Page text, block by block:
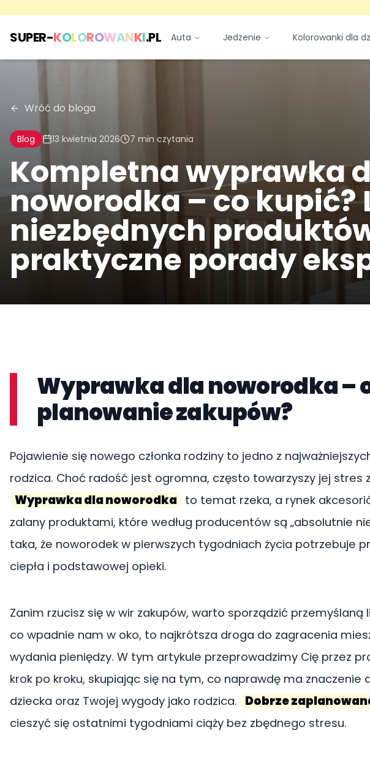
SUPER-KOLOROWANKI.PL Auta Jedzenie Kolorowanki dla
Wróć do bloga
Blog 13 kwietnia 2026 7 min czytania
Kompletna wyprawka
noworodka – co kupić?
niezbędnych
praktyczne porady
Wyprawka dla noworodka –
planowanie zakupów?
Pojawienie się nowego członka rodziny to jedno z
rodzica. Choć radość jest ogromna, często towarzyszy jej stres
Wyprawka dla noworodka to temat rzeka, a rynek
zalany produktami, które według producentów są „absolutnie
taka, że noworodek w pierwszych tygodniach życia potrzebuje
ciepła i podstawowej opieki.
Zanim rzucisz się w wir zakupów, warto sporządzić przemyślaną
co wpadnie nam w oko, to najkrótsza droga do zagracenia
wydania pieniędzy. W tym artykule przeprowadzimy Cię przez
krok po kroku, skupiając się na tym, co naprawdę ma
dziecka oraz Twojej wygody jako rodzica. Dobrze
cieszyć się ostatnimi tygodniami ciąży bez zbędnego stresu.